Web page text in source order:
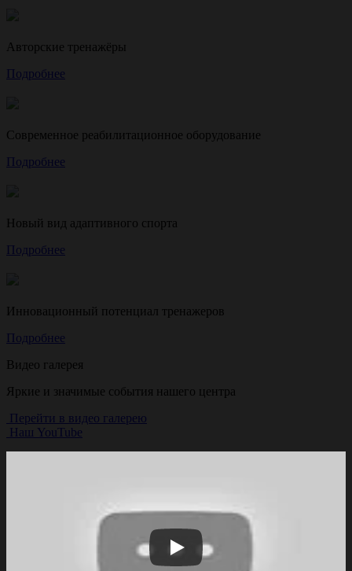
Авторские тренажёры
Подробнее
Современное реабилитационное оборудование
Подробнее
Новый вид адаптивного спорта
Подробнее
Инновационный потенциал тренажеров
Подробнее
Видео галерея
Яркие и значимые события нашего центра
Перейти в видео галерею
Наш YouTube